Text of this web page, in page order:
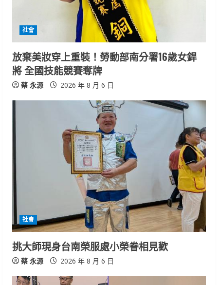
n
g
社會
放棄美妝穿上重裝！勞動部南分署16歲女銲
將 全國技能競賽奪牌
蔡 永源 2026 年 8 月 6 日
社會
挑大師現身台南榮服處小榮眷相見歡
蔡 永源 2026 年 8 月 6 日